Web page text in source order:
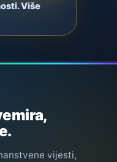
Više
vijesti,